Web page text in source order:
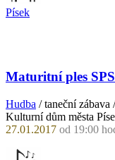
Písek
Maturitní ples
Hudba / taneční zábava
Kulturní dům města
27.01.2017 od 19:00